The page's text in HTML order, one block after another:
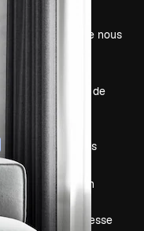
Prix
À propos de nous
Avis
Carrières
Tendances de
recherche
Blog
Événements
Slidesgo
Vendre mon
contenu
Salle de presse